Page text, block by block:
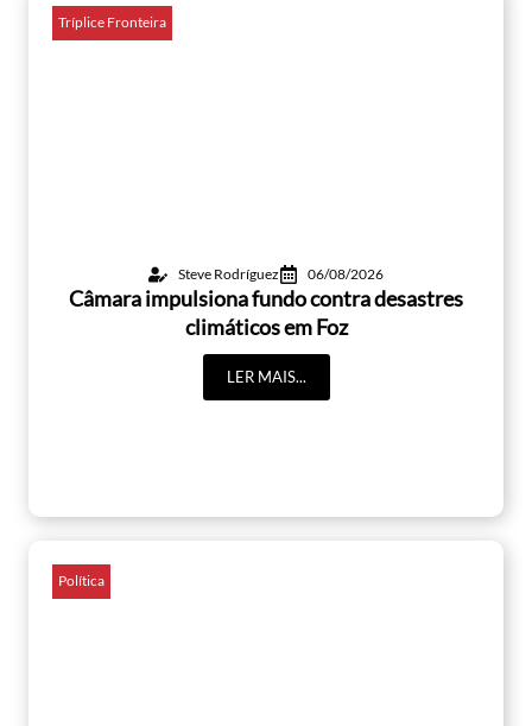
Tríplice Fronteira
Steve Rodríguez 06/08/2026
Câmara impulsiona fundo contra desastres
climáticos em Foz
LER MAIS...
Política